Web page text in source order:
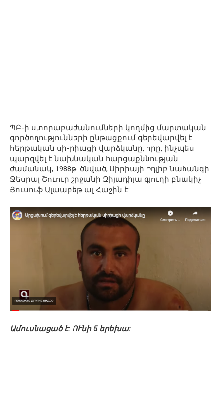
ՊԲ-ի ստորաբաժանումների կողմից մարտական
գործողությունների ընթացքում գերեվարվել է
հերթական սի-րիացի վարձկանը, որը, ինչպես
պարզվել է նախնական հարցաքննության
ժամանակ, 1988թ. ծնված, Սիրիայի Իդլիբ նահանգի
Ջեսրալ Շուուր շրջանի Զիյադիյա գյուղի բնակիչ
Յուսուֆ Ալաաբեթ ալ Հաջին է:
Ամուսնացած է: ՈՒնի 5 երեխա: